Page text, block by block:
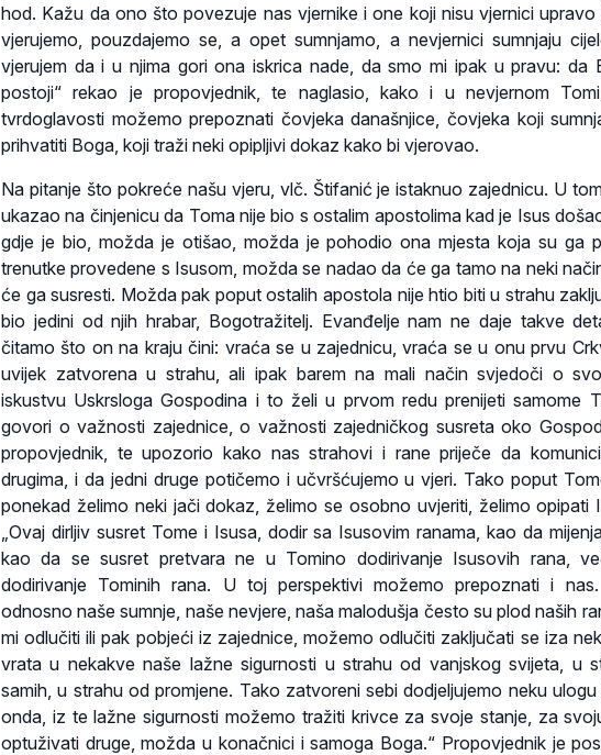
hod. Kažu da ono što povezuje nas vjernike i one koji nisu vjernici upravo
vjerujemo, pouzdajemo se, a opet sumnjamo, a nevjernici sumnjaju
vjerujem da i u njima gori ona iskrica nade, da smo mi ipak u pravu: da
postoji“ rekao je propovjednik, te naglasio, kako i u nevjernom
tvrdoglavosti možemo prepoznati čovjeka današnjice, čovjeka koji
prihvatiti Boga, koji traži neki opipljivi dokaz kako bi vjerovao.
Na pitanje što pokreće našu vjeru, vlč. Štifanić je istaknuo zajednicu. U
ukazao na činjenicu da Toma nije bio s ostalim apostolima kad je Isus
gdje je bio, možda je otišao, možda je pohodio ona mjesta koja su ga
trenutke provedene s Isusom, možda se nadao da će ga tamo na neki
će ga susresti. Možda pak poput ostalih apostola nije htio biti u strahu
bio jedini od njih hrabar, Bogotražitelj. Evanđelje nam ne daje takve
čitamo što on na kraju čini: vraća se u zajednicu, vraća se u onu prvu
uvijek zatvorena u strahu, ali ipak barem na mali način svjedoči o
iskustvu Uskrsloga Gospodina i to želi u prvom redu prenijeti samome
govori o važnosti zajednice, o važnosti zajedničkog susreta oko
propovjednik, te upozorio kako nas strahovi i rane priječe da
drugima, i da jedni druge potičemo i učvršćujemo u vjeri. Tako poput
ponekad želimo neki jači dokaz, želimo se osobno uvjeriti, želimo opipati
„Ovaj dirljiv susret Tome i Isusa, dodir sa Isusovim ranama, kao da
kao da se susret pretvara ne u Tomino dodirivanje Isusovih rana,
dodirivanje Tominih rana. U toj perspektivi možemo prepoznati i
odnosno naše sumnje, naše nevjere, naša malodušja često su plod naših
mi odlučiti ili pak pobjeći iz zajednice, možemo odlučiti zaključati se iza
vrata u nekakve naše lažne sigurnosti u strahu od vanjskog svijeta, u
samih, u strahu od promjene. Tako zatvoreni sebi dodjeljujemo neku
onda, iz te lažne sigurnosti možemo tražiti krivce za svoje stanje, za
optuživati druge, možda u konačnici i samoga Boga.“ Propovjednik je